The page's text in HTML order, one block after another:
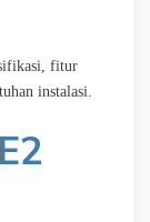
fitur
instalasi.